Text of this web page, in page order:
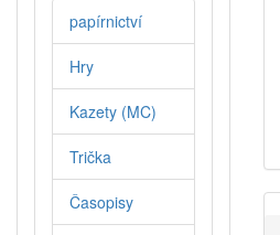
papírnictví
Hry
Kazety (MC)
Trička
Časopisy